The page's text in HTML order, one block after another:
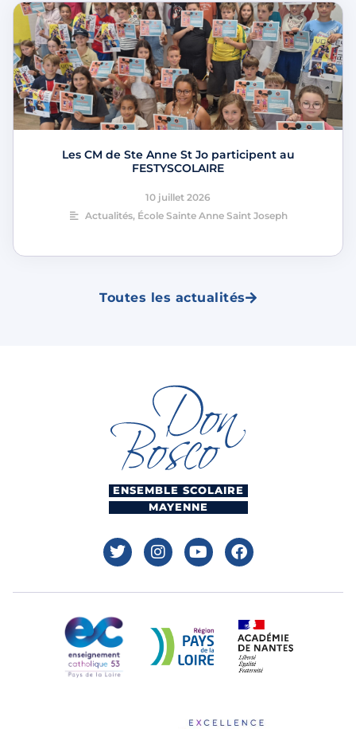
Les CM de Ste Anne St Jo participent au
FESTYSCOLAIRE
10 juillet 2026
Actualités, École Sainte Anne Saint Joseph
Toutes les actualités
ENSEMBLE SCOLAIRE
MAYENNE